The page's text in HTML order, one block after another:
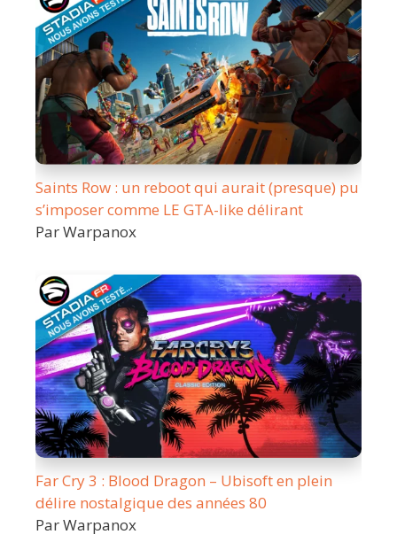
Saints Row : un reboot qui aurait (presque) pu
s’imposer comme LE GTA-like délirant
Par Warpanox
Far Cry 3 : Blood Dragon – Ubisoft en plein
délire nostalgique des années 80
Par Warpanox